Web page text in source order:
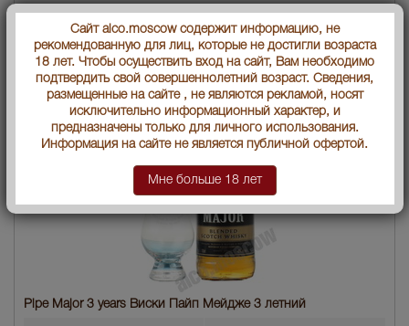
Pipe Major 3 years Виски Пайп Мейдже 3 летний
Сайт alco.moscow содержит информацию, не
рекомендованную для лиц, которые не достигли возраста
18 лет. Чтобы осуществить вход на сайт, Вам необходимо
подтвердить свой совершеннолетний возраст. Сведения,
размещенные на сайте , не являются рекламой, носят
исключительно информационный характер, и
предназначены только для личного использования.
Информация на сайте не является публичной офертой.
Мне больше 18 лет